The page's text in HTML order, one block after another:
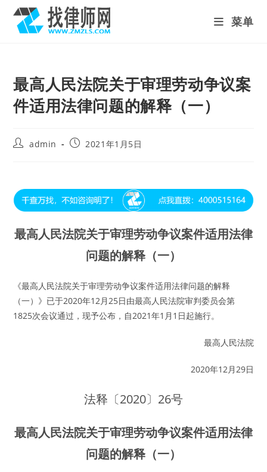
content
菜单
最高人民法院关于审理劳动争议案
件适用法律问题的解释（一）
Postadmin
Post2021年1月5日
最高人民法院关于审理劳动争议案件适用法律
问题的解释（一）
《最高人民法院关于审理劳动争议案件适用法律问题的解释
（一）》已于2020年12月25日由最高人民法院审判委员会第
1825次会议通过，现予公布，自2021年1月1日起施行。
最高人民法院
2020年12月29日
法释〔2020〕26号
最高人民法院关于审理劳动争议案件适用法律
问题的解释（一）